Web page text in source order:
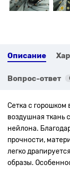
Описание
Вопрос-ответ
Сетка с горошком
воздушная ткань
нейлона.
прочности,
легко
образы.